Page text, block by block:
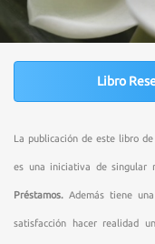
Libro
La publicación de este libro
es una iniciativa de singular
Préstamos. Además tiene
satisfacción hacer realidad